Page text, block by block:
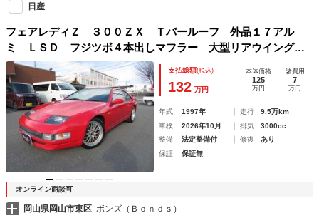
日産
フェアレディＺ ３００ＺＸ Ｔバールーフ 外品１７アル
ミ ＬＳＤ フジツボ４本出しマフラー 大型リアウイング
フォグランプ パワーシート カロッツェリアオーディオ 革
巻ステア ＥＴＣ パワステ パワーウィンド エアコン キ
ーレス
支払総額(税込)
132 万円
本体価格
125
万円
諸費用
7
万円
年式 1997年 走行
9.5万km
車検
2026年10月 排気
3000cc
整備
法定整備付 修復
あり
保証
保証無
オンライン商談可
岡山県岡山市東区 ボンズ（Ｂｏｎｄｓ）